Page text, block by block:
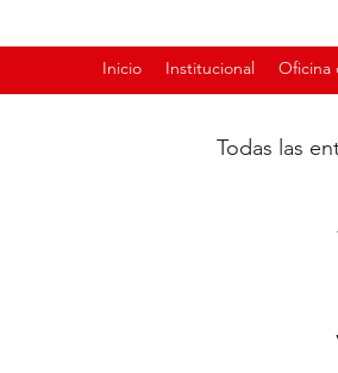
Inicio Institucional Oficina
Todas las